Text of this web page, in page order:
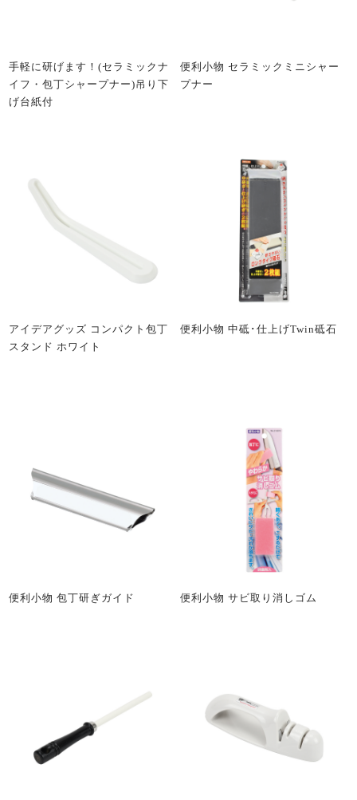
手軽に研げます！(セラミックナ
イフ・包丁シャープナー)吊り下
げ台紙付
便利小物 セラミックミニシャー
プナー
アイデアグッズ コンパクト包丁
スタンド ホワイト
便利小物 中砥･仕上げTwin砥石
便利小物 包丁研ぎガイド 便利小物 サビ取り消しゴム